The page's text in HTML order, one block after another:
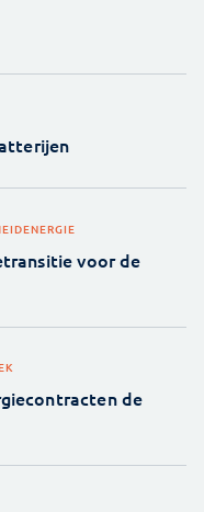
ENERGIE
voor de
de